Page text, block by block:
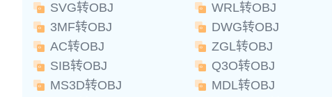
SVG转OBJ
WRL转OBJ
3MF转OBJ
DWG转OBJ
AC转OBJ
ZGL转OBJ
SIB转OBJ
Q3O转OBJ
MS3D转OBJ
MDL转OBJ